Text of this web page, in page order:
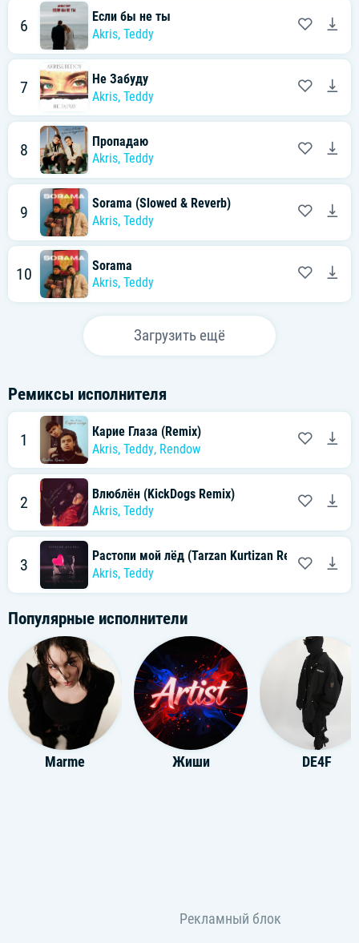
6
Если бы не ты
Akris, Teddy
7
Не Забуду
Akris, Teddy
8
Пропадаю
Akris, Teddy
9
Sorama (Slowed & Reverb)
Akris, Teddy
10
Sorama
Akris, Teddy
Загрузить ещё
Ремиксы исполнителя
1
Карие Глаза (Remix)
Akris, Teddy, Rendow
2
Влюблён (KickDogs Remix)
Akris, Teddy
3
Растопи мой лёд (Tarzan Kurtizan Remix)
Akris, Teddy
Популярные исполнители
Marme Жиши DE4F